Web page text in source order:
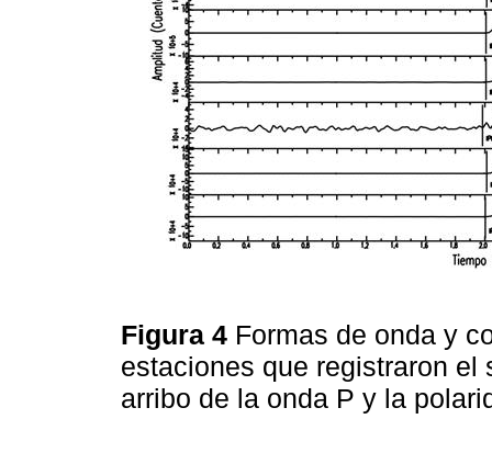
Figura 4 Formas de onda y
estaciones que registraron
arribo de la onda P y la